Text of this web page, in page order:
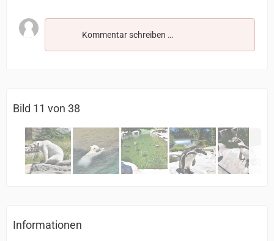
Kommentar schreiben …
Bild 11 von 38
Informationen